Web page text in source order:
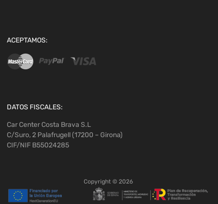
ACEPTAMOS:
DATOS FISCALES:
Car Center Costa Brava S.L
C/Suro, 2 Palafrugell (17200 – Girona)
CIF/NIF B55024285
Copyright © 2026